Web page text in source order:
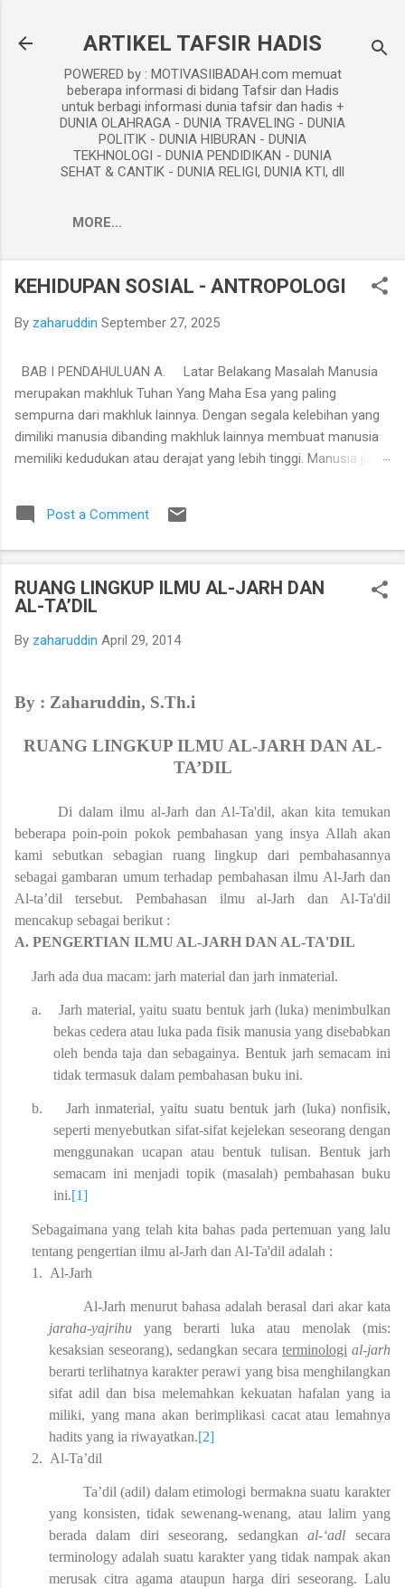
ARTIKEL TAFSIR HADIS
POWERED by : MOTIVASIIBADAH.com memuat
beberapa informasi di bidang Tafsir dan Hadis
untuk berbagi informasi dunia tafsir dan hadis +
DUNIA OLAHRAGA - DUNIA TRAVELING - DUNIA
POLITIK - DUNIA HIBURAN - DUNIA
TEKHNOLOGI - DUNIA PENDIDIKAN - DUNIA
SEHAT & CANTIK - DUNIA RELIGI, DUNIA KTI, dll
MORE…
KEHIDUPAN SOSIAL - ANTROPOLOGI
By zaharuddin September 27, 2025
BAB I PENDAHULUAN A. Latar Belakang Masalah Manusia
merupakan makhluk Tuhan Yang Maha Esa yang paling
sempurna dari makhluk lainnya. Dengan segala kelebihan yang
dimiliki manusia dibanding makhluk lainnya membuat manusia
memiliki kedudukan atau derajat yang lebih tinggi. Manusia juga
memenuhi segala keinginannya yang diberikan Tuhan YME.
Manusia adalah mahluk hidup ciptaan tuhan dengan segala
mengalami kelahiran, pertumbuhan, perkembangan, dan mati.
Serta terkait serta berinteraksi dengan alam dan lingkungannya
dalam sebuah hubungan timbal balik, baik itu positis maupun
negatif. Manusia juga sebagai mahkluk individu memiliki
sosial yang saling berhubungan dan keterkaitannya dengan
Post a Comment
RUANG LINGKUP ILMU AL-JARH DAN
AL-TA’DIL
By zaharuddin April 29, 2014
By : Zaharuddin, S.Th.i
RUANG LINGKUP ILMU AL-JARH DAN AL-
TA’DIL
Di dalam ilmu al-Jarh dan Al-Ta'dil, akan kita temukan
beberapa poin-poin pokok pembahasan yang insya Allah akan
kami sebutkan sebagian ruang lingkup dari pembahasannya
sebagai gambaran umum terhadap pembahasan ilmu Al-Jarh dan
Al-ta’dil
tersebut. Pembahasan ilmu al-Jarh dan Al-Ta'dil
mencakup sebagai berikut :
A. PENGERTIAN ILMU AL-JARH DAN AL-TA'DIL
Jarh ada dua macam: jarh material dan jarh inmaterial.
a.
Jarh material, yaitu suatu bentuk jarh (luka) menimbulkan
bekas cedera atau luka pada fisik manusia yang disebabkan
oleh benda taja dan sebagainya. Bentuk jarh semacam ini
tidak termasuk dalam pembahasan buku ini.
b.
Jarh inmaterial, yaitu suatu bentuk jarh (luka) nonfisik,
seperti menyebutkan sifat-sifat kejelekan seseorang dengan
menggunakan ucapan atau bentuk tulisan. Bentuk jarh
semacam ini menjadi topik (masalah) pembahasan buku
ini.[1]
Sebagaimana yang telah kita bahas pada pertemuan yang lalu
tentang pengertian ilmu al-Jarh dan Al-Ta'dil adalah :
1. Al-Jarh
Al-Jarh menurut bahasa adalahberasal dari akar kata
jaraha-yajrihuyang berarti luka atau menolak (mis:
kesaksian seseorang), sedangkan secara terminologi al-jarh
berarti terlihatnya karakter perawi yang bisa menghilangkan
sifat adil dan bisa melemahkan kekuatan hafalan yang ia
miliki, yang mana akan berimplikasi cacat atau lemahnya
hadits yang ia riwayatkan.[2]
2. Al-Ta’dil
Ta’dil (adil) dalam etimologi bermakna suatu karakter
yang konsisten, tidak sewenang-wenang, atau lalim yang
berada dalam diri seseorang, sedangkanal-‘adlsecara
terminology adalah suatu karakter yang tidak nampak akan
merusak citra agama ataupun harga diri seseorang. Lalu